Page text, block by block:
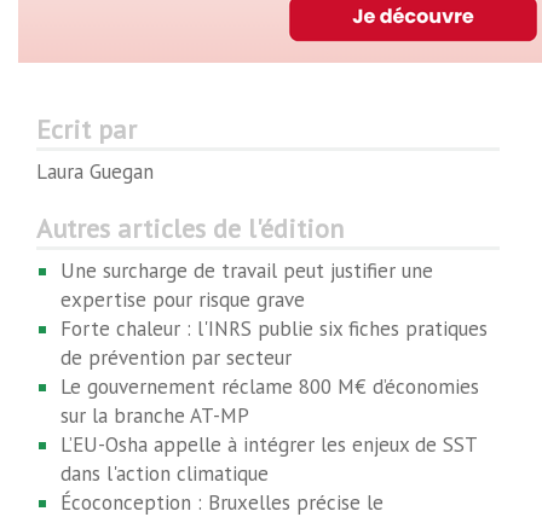
Ecrit par
Laura Guegan
Autres articles de l'édition
Une surcharge de travail peut justifier une
expertise pour risque grave
Forte chaleur : l'INRS publie six fiches pratiques
de prévention par secteur
Le gouvernement réclame 800 M€ d’économies
sur la branche AT-MP
L’EU-Osha appelle à intégrer les enjeux de SST
dans l'action climatique
Écoconception : Bruxelles précise le